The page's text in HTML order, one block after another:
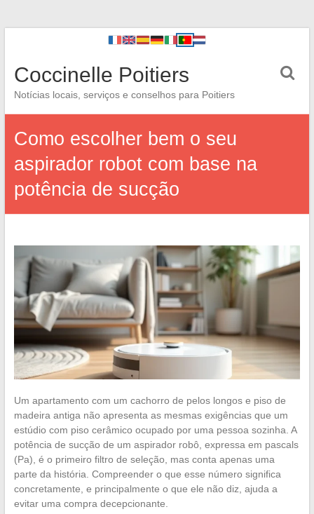
Coccinelle Poitiers
Notícias locais, serviços e conselhos para Poitiers
Como escolher bem o seu
aspirador robot com base na
potência de sucção
Um apartamento com um cachorro de pelos longos e piso de
madeira antiga não apresenta as mesmas exigências que um
estúdio com piso cerâmico ocupado por uma pessoa sozinha. A
potência de sucção de um aspirador robô, expressa em pascals
(Pa), é o primeiro filtro de seleção, mas conta apenas uma
parte da história. Compreender o que esse número significa
concretamente, e principalmente o que ele não diz, ajuda a
evitar uma compra decepcionante.